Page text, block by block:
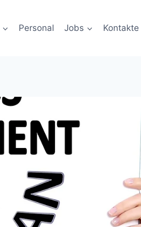
Personal Jobs Kontakte